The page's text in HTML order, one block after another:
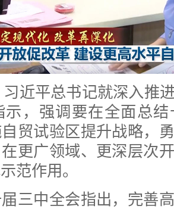
平总书记就深入推
示，强调要在全面总
自贸试验区提升战略，
更广领域、更深层次
范作用。
中全会指出，完善高